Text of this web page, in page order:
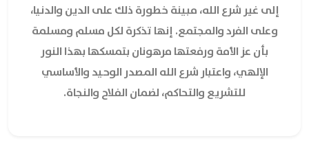
إلى غير شرع الله، مبينة خطورة ذلك على الدين والدنيا،
وعلى الفرد والمجتمع. إنها تذكرة لكل مسلم ومسلمة
بأن عز الأمة ورفعتها مرهونان بتمسكها بهذا النور
الإلهي، واعتبار شرع الله المصدر الوحيد والأساسي
للتشريع والتحاكم، لضمان الفلاح والنجاة.